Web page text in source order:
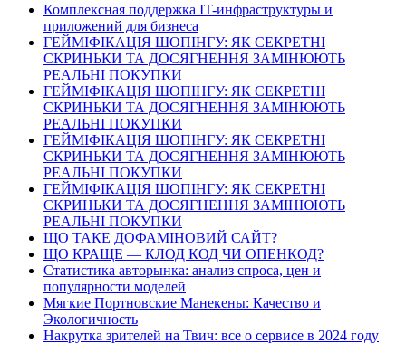
Комплексная поддержка IT-инфраструктуры и
приложений для бизнеса
ГЕЙМІФІКАЦІЯ ШОПІНГУ: ЯК СЕКРЕТНІ
СКРИНЬКИ ТА ДОСЯГНЕННЯ ЗАМІНЮЮТЬ
РЕАЛЬНІ ПОКУПКИ
ГЕЙМІФІКАЦІЯ ШОПІНГУ: ЯК СЕКРЕТНІ
СКРИНЬКИ ТА ДОСЯГНЕННЯ ЗАМІНЮЮТЬ
РЕАЛЬНІ ПОКУПКИ
ГЕЙМІФІКАЦІЯ ШОПІНГУ: ЯК СЕКРЕТНІ
СКРИНЬКИ ТА ДОСЯГНЕННЯ ЗАМІНЮЮТЬ
РЕАЛЬНІ ПОКУПКИ
ГЕЙМІФІКАЦІЯ ШОПІНГУ: ЯК СЕКРЕТНІ
СКРИНЬКИ ТА ДОСЯГНЕННЯ ЗАМІНЮЮТЬ
РЕАЛЬНІ ПОКУПКИ
ЩО ТАКЕ ДОФАМІНОВИЙ САЙТ?
ЩО КРАЩЕ — КЛОД КОД ЧИ ОПЕНКОД?
Статистика авторынка: анализ спроса, цен и
популярности моделей
Мягкие Портновские Манекены: Качество и
Экологичность
Накрутка зрителей на Твич: все о сервисе в 2024 году